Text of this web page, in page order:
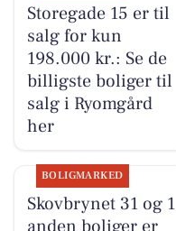
Storegade 15 er til
salg for kun
198.000 kr.: Se de
billigste boliger til
salg i Ryomgård
her
BOLIGMARKED
Skovbrynet 31 og 1